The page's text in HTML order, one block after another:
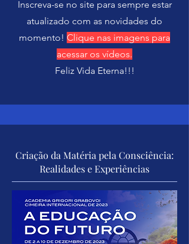
Inscreva-se no site para sempre estar
atualizado com as novidades do
momento! Clique nas imagens para
acessar os vídeos.
Feliz Vida Eterna!!!
Criação da Matéria pela Consciência:
Realidades e Experiências